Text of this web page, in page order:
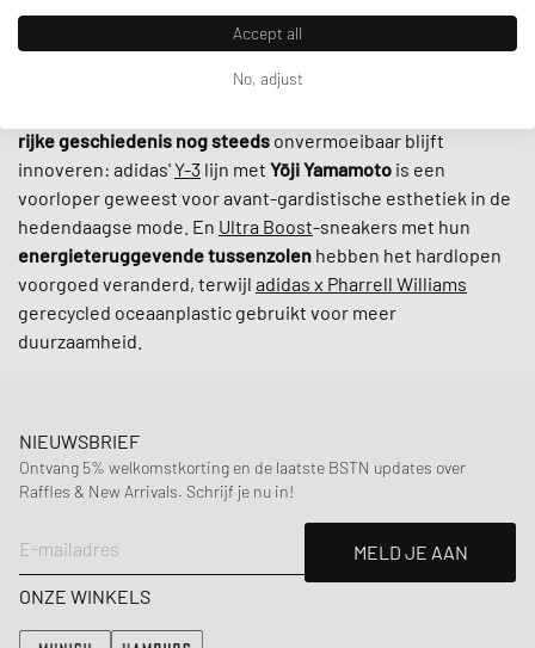
eerste niet-atleet endorsement deal ooit door een
sportmerk te geven.
rijke geschiedenis nog steeds onvermoeibaar blijft
innoveren: adidas'Y-3 lijn met Yōji Yamamoto is een
voorloper geweest voor avant-gardistische esthetiek in de
hedendaagse mode. En Ultra Boost-sneakers met hun
energieteruggevende tussenzolen hebben het hardlopen
voorgoed veranderd, terwijl adidas x Pharrell Williams
gerecycled oceaanplastic gebruikt voor meer
duurzaamheid.
NIEUWSBRIEF
Ontvang 5% welkomstkorting en de laatste BSTN updates over
Raffles & New Arrivals. Schrijf je nu in!
E-mailadres
MELD JE AAN
ONZE WINKELS
Accept all
No, adjust